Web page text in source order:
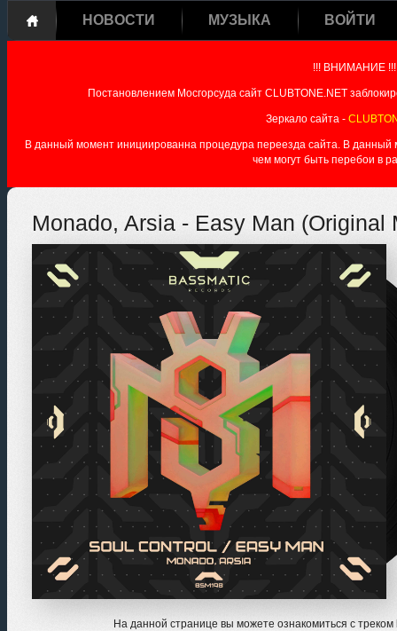
НОВОСТИ МУЗЫКА ВОЙТИ
!!! ВНИМАНИЕ !!!
Постановлением Мосгорсуда сайт CLUBTONE.NET
Зеркало сайта -
В данный момент инициированна процедура переезда сайта. В данный
чем могут быть перебои в
Monado, Arsia - Easy Man (Original
На данной странице вы можете ознакомиться с треком